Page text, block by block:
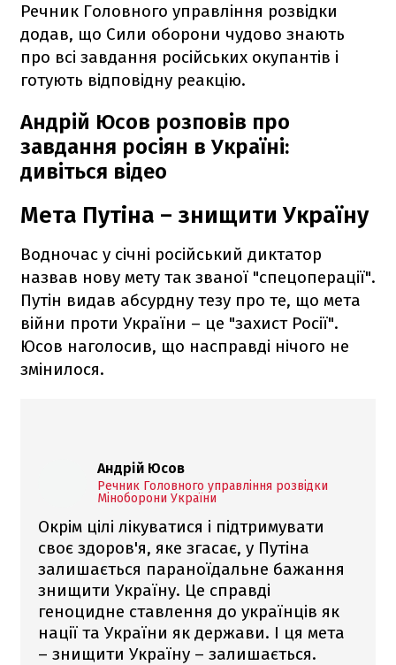
Речник Головного управління розвідки
додав, що Сили оборони чудово знають
про всі завдання російських окупантів і
готують відповідну реакцію.
Андрій Юсов розповів про
завдання росіян в Україні:
дивіться відео
Мета Путіна – знищити Україну
Водночас у січні російський диктатор
назвав нову мету так званої "спецоперації".
Путін видав абсурдну тезу про те, що мета
війни проти України – це "захист Росії".
Юсов наголосив, що насправді нічого не
змінилося.
Андрій Юсов
Речник Головного управління розвідки
Міноборони України
Окрім цілі лікуватися і підтримувати
своє здоров'я, яке згасає, у Путіна
залишається параноїдальне бажання
знищити Україну. Це справді
геноцидне ставлення до українців як
нації та України як держави. І ця мета
– знищити Україну – залишається.